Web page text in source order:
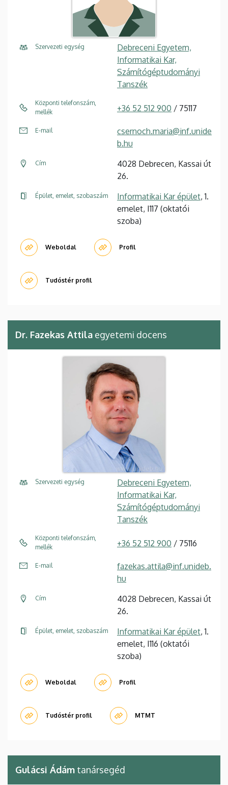
Szervezeti egység
Debreceni Egyetem,
Informatikai Kar,
Számítógéptudományi
Tanszék
Központi telefonszám,
mellék
+36 52 512 900 / 75117
E-mail
csernoch.maria@inf.unide
b.hu
Cím
4028 Debrecen, Kassai út
26.
Épület, emelet, szobaszám Informatikai Kar épület, 1.
emelet, I117 (oktatói
szoba)
Weboldal Profil
Tudóstér profil
Dr. Fazekas Attila egyetemi docens
Szervezeti egység
Debreceni Egyetem,
Informatikai Kar,
Számítógéptudományi
Tanszék
Központi telefonszám,
mellék
+36 52 512 900 / 75116
E-mail
fazekas.attila@inf.unideb.
hu
Cím
4028 Debrecen, Kassai út
26.
Épület, emelet, szobaszám Informatikai Kar épület, 1.
emelet, I116 (oktatói
szoba)
Weboldal Profil
Tudóstér profil MTMT
Gulácsi Ádám tanársegéd